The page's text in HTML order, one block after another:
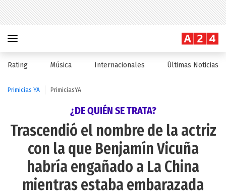
Rating Música Internacionales Últimas Noticias
Primicias YA PrimiciasYA
¿DE QUIÉN SE TRATA?
Trascendió el nombre de la actriz
con la que Benjamín Vicuña
habría engañado a La China
mientras estaba embarazada